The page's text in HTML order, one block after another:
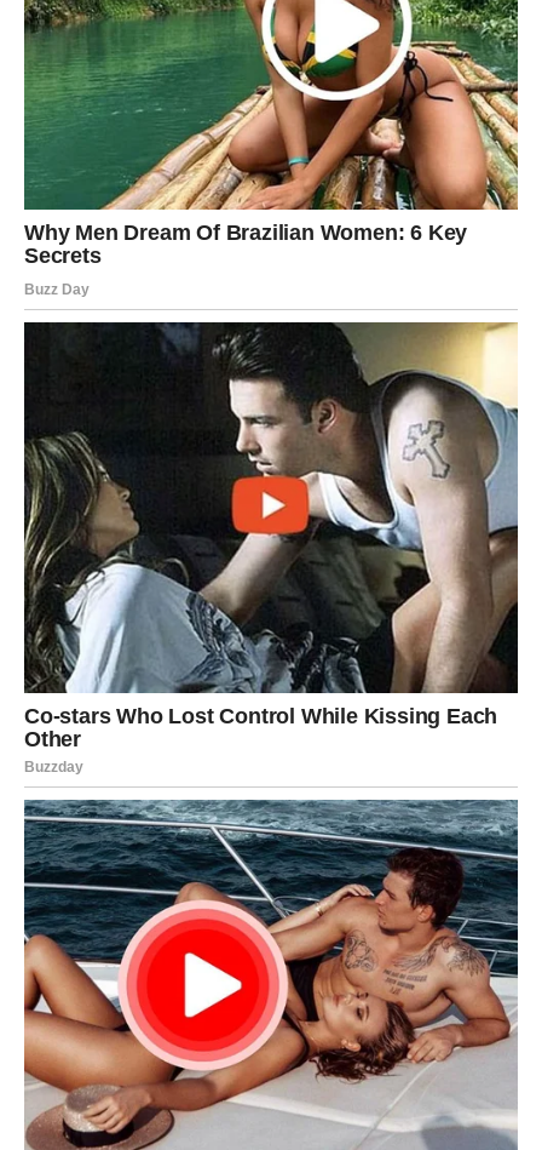
nedostajalo
Pred vama su trenuci puni topline i zadovoljstva.
Narednih 15 dana posebno će obilježiti Rakove, Škorpije i
Vodolije kojima zvijezde donose događaje koji bi mogli
potpuno promijeniti tok narednih mjeseci.
život može promijeniti mnogo brže nego što mislimo.
Zato budite spremni da prepoznate prilike koje dolaze, jer
neke od njih neće se ponoviti.